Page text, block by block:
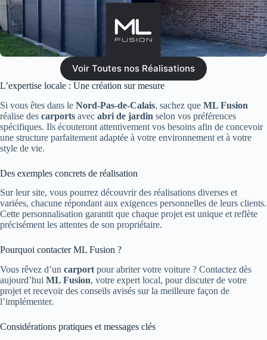
Voir Toutes nos Réalisations
L’expertise locale : Une création sur mesure
Si vous êtes dans le Nord-Pas-de-Calais, sachez que ML Fusion
réalise des carports avec abri de jardin selon vos préférences
spécifiques. Ils écouteront attentivement vos besoins afin de concevoir
une structure parfaitement adaptée à votre environnement et à votre
style de vie.
Des exemples concrets de réalisation
Sur leur site, vous pourrez découvrir des réalisations diverses et
variées, chacune répondant aux exigences personnelles de leurs clients.
Cette personnalisation garantit que chaque projet est unique et reflète
précisément les attentes de son propriétaire.
Pourquoi contacter ML Fusion ?
Vous rêvez d’un carport pour abriter votre voiture ? Contactez dès
aujourd’hui ML Fusion, votre expert local, pour discuter de votre
projet et recevoir des conseils avisés sur la meilleure façon de
l’implémenter.
Considérations pratiques et messages clés